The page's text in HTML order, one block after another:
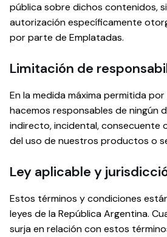
pública sobre dichos contenidos,
autorización específicamente
por parte de Emplatadas.
Limitación de
En la medida máxima permitida por
hacemos responsables de ningún
indirecto, incidental, consecuente
del uso de nuestros productos o
Ley aplicable y
Estos términos y condiciones
leyes de la República Argentina.
surja en relación con estos